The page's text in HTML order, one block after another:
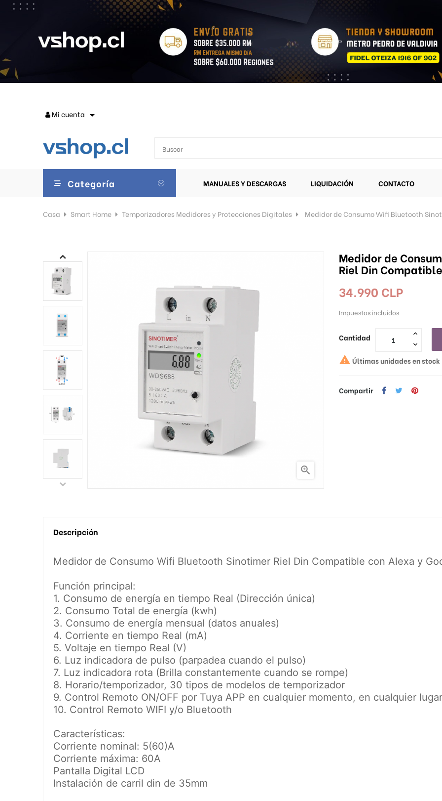
Mi cuenta 
Categoría MANUALES Y DESCARGAS LIQUIDACIÓN CONTACTO
Casa Smart Home Temporizadores Medidores y Protecciones Digitales Medidor de Consumo Wifi Bluetooth

Medidor de
Riel Din
34.990 CLP
Impuestos incluidos
Cantidad
 Últimas unidades en stock
Compartir
Descripción
Medidor de Consumo Wifi Bluetooth Sinotimer Riel Din Compatible con Alexa y
Función principal:
1. Consumo de energía en tiempo Real (Dirección única)
2. Consumo Total de energía (kwh)
3. Consumo de energía mensual (datos anuales)
4. Corriente en tiempo Real (mA)
5. Voltaje en tiempo Real (V)
6. Luz indicadora de pulso (parpadea cuando el pulso)
7. Luz indicadora rota (Brilla constantemente cuando se rompe)
8. Horario/temporizador, 30 tipos de modelos de temporizador
9. Control Remoto ON/OFF por Tuya APP en cualquier momento, en cualquier lugar
10. Control Remoto WIFI y/o Bluetooth
Características:
Corriente nominal: 5(60)A
Corriente máxima: 60A
Pantalla Digital LCD
Instalación de carril din de 35mm